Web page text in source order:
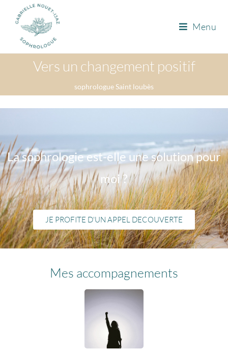
Menu
Vers un changement positif
sophrologue Saint loubès
La sophrologie est-elle une solution pour
moi ?
JE PROFITE D'UN APPEL DECOUVERTE
Mes accompagnements